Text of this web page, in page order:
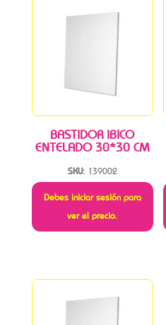
BASTIDOR IBICO
ENTELADO 30*30 CM
SKU: 139002
Debes iniciar sesión para
ver el precio.